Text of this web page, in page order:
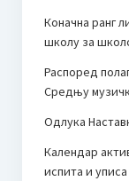
Коначна ранг
школу за
Распоред
Средњу
Одлука
Календар
испита и